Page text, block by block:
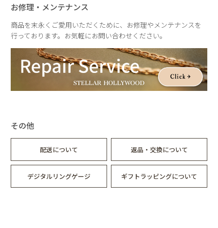
お修理・メンテナンス
商品を末永くご愛用いただくために、お修理やメンテナンスを
行っております。お気軽にお問い合わせください。
その他
配送について 返品・交換について
デジタルリングゲージ ギフトラッピングについて